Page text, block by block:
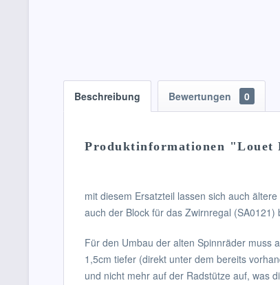
Beschreibung Bewertungen 0
Produktinformationen "Louet
mit diesem Ersatzteil lassen sich auch
auch der Block für das Zwirnregal (SA0121)
Für den Umbau der alten Spinnräder muss
1,5cm tiefer (direkt unter dem bereits
und nicht mehr auf der Radstütze auf, was